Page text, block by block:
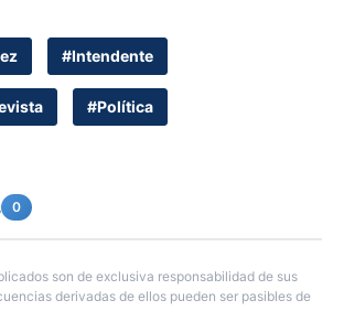
#Intendente
#Política
0
son de exclusiva responsabilidad de sus
derivadas de ellos pueden ser pasibles de